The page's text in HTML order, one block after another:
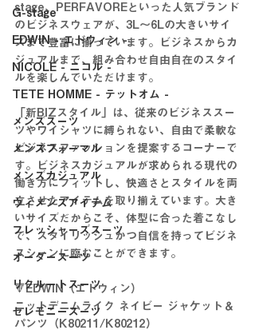
G-stage
EDWIN - エドウィン -
NICOLE - ニコル -
TETE HOMME - テットオム -
メンズスーツ
メンズフォーマル
メンズカジュアル
ウィメンズアイテム
フレッシャーズスーツ
オーダースーツ
リクルートスーツ
セレモニースーツ
stage、PERFAVOREといった人気ブランド
のビジネスウェアが、3L〜6Lの大きいサイ
ズまで豊富に揃っています。ビジネスからカ
ジュアルまで、組み合わせ自由自在のスタイ
ルを楽しんでいただけます。
「新BIZスタイル」は、従来のビジネススー
ツやワイシャツに縛られない、自由で柔軟な
ビジネスファッションを提案するコーナーで
す。ビジネスカジュアルが求められる現代の
働き方にフィットし、快適さとスタイルを両
立させたアイテムを取り揃えています。大き
いサイズだからこそ、体型に合った着こなし
で、スタイリッシュかつ自信を持ってビジネ
スシーンに臨むことができます。
🔻EDWIN（エドウィン）
ニットデニムライク ネイビー ジャケット＆
パンツ（K80211/K80212）